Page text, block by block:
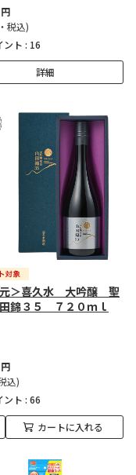
円
税込)
ント : 16
詳細
元＞喜久水 大吟醸 聖
錦３５ ７２０ｍｌ
円
込)
ント : 66
カートに入れる